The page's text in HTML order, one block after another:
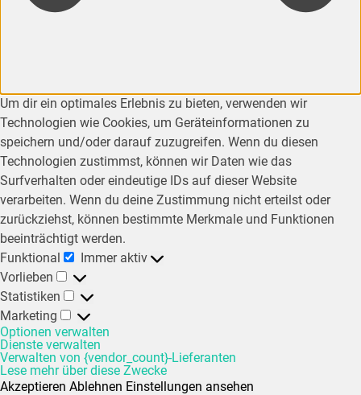
Um dir ein optimales Erlebnis zu bieten, verwenden wir
Technologien wie Cookies, um Geräteinformationen zu
speichern und/oder darauf zuzugreifen. Wenn du diesen
Technologien zustimmst, können wir Daten wie das
Surfverhalten oder eindeutige IDs auf dieser Website
verarbeiten. Wenn du deine Zustimmung nicht erteilst oder
zurückziehst, können bestimmte Merkmale und Funktionen
beeinträchtigt werden.
Funktional
Immer aktiv
Vorlieben
Statistiken
Marketing
Optionen verwalten
Dienste verwalten
Verwalten von {vendor_count}-Lieferanten
Lese mehr über diese Zwecke
Akzeptieren Ablehnen Einstellungen ansehen